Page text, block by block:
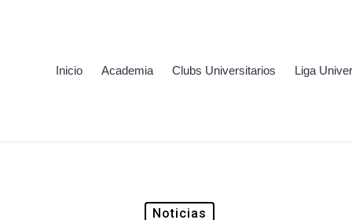
Inicio Academia Clubs Universitarios Liga
Noticias